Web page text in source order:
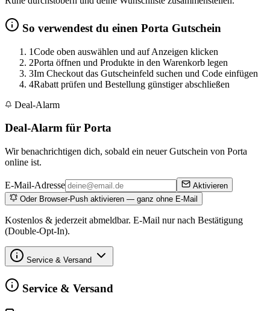
So verwendest du einen Porta Gutschein
1Code oben auswählen und auf Anzeigen klicken
2Porta öffnen und Produkte in den Warenkorb legen
3Im Checkout das Gutscheinfeld suchen und Code einfügen
4Rabatt prüfen und Bestellung günstiger abschließen
Deal-Alarm
Deal-Alarm für Porta
Wir benachrichtigen dich, sobald ein neuer Gutschein von Porta
online ist.
E-Mail-Adresse
Aktivieren
Oder Browser-Push aktivieren — ganz ohne E-Mail
Kostenlos & jederzeit abmeldbar. E-Mail nur nach Bestätigung
(Double-Opt-In).
Service & Versand
Service & Versand